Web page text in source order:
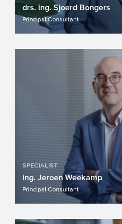
drs. ing. Sjoerd Bongers
Principal Consultant
SPECIALIST
ing. Jeroen Weekamp
Principal Consultant